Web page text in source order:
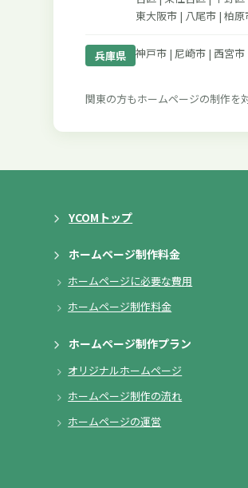
東大阪市 | 八尾市 | 柏原
兵庫県 神戸市 | 尼崎市 | 西宮市
関東の方もホームページの制作を
YCOMトップ
ホームページ制作料金
ホームページに必要な費用
ホームページ制作料金
ホームページ制作プラン
オリジナルホームページ
ホームページ制作の流れ
ホームページの運営